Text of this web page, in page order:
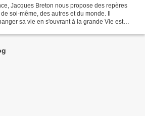
Jacques Breton nous propose des repères
soi-même, des autres et du monde. Il
sa vie en s'ouvrant à la grande Vie est